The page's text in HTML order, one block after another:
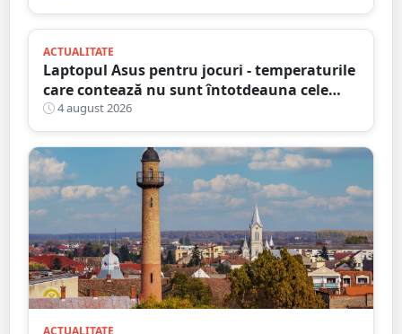
ACTUALITATE
Laptopul Asus pentru jocuri - temperaturile
care contează nu sunt întotdeauna cele
mai mari
4 august 2026